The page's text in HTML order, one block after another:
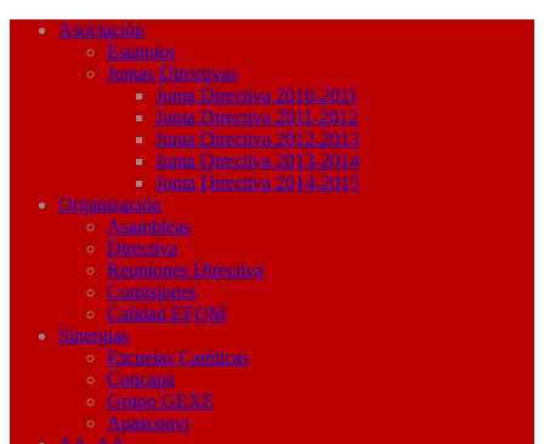
Asociación
Estatutos
Juntas Directivas
Junta Directiva 2010-2011
Junta Directiva 2011-2012
Junta Directiva 2012-2013
Junta Directiva 2013-2014
Junta Directiva 2014-2015
Organización
Asambleas
Directiva
Reuniones Directiva
Comisiones
Calidad EFQM
Sinergias
Escuelas Católicas
Concapa
Grupo GEXE
Apasconvi